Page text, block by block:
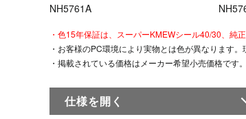
NH5761A
・色15年保証は、スーパーKMEWシール40/30、純
・お客様のPC環境により実物とは色が異なります
・掲載されている価格はメーカー希望小売価格です
仕様を開く